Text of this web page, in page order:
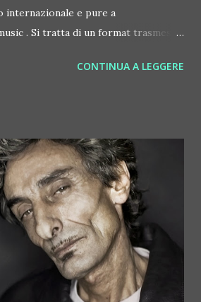
internazionale e pure a
. Si tratta di un format trasmesso
dance del momento (edm, house,
disponibili sul suo Soundcloud:
dj-dom-carter ), il duo
tra gli altri, per "Take U Luve" di
Polina Griffith:
glazersound ) ed Mc Fago, uno dei
MC.Fago.Official ). Fago è voce
selector musicale. I tre ogni
CONTINUA A LEGGERE